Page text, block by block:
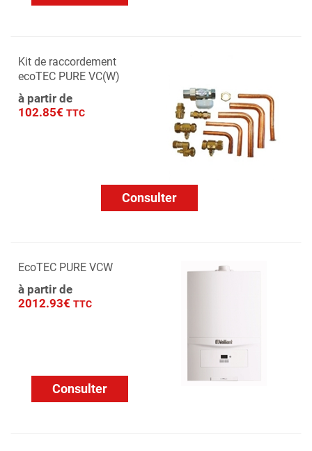
Kit de raccordement
ecoTEC PURE VC(W)
à partir de
102.85€ TTC
Consulter
EcoTEC PURE VCW
à partir de
2012.93€ TTC
Consulter